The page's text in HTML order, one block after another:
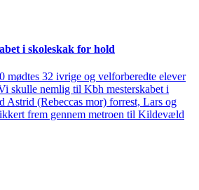
i skoleskak for hold
mødtes 32 ivrige og velforberedte elever
skulle nemlig til Kbh mesterskabet i
Astrid (Rebeccas mor) forrest, Lars og
frem gennem metroen til Kildevæld